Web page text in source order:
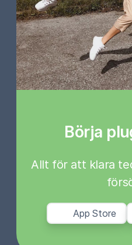
Börja
Allt för att klara
App Store